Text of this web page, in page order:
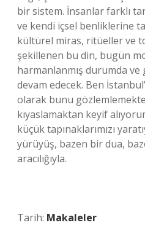
bir sistem. İnsanlar farklı
ve kendi içsel benliklerine
kültürel miras, ritüeller ve
şekillenen bu din, bugün
harmanlanmış durumda ve
devam edecek. Ben
olarak bunu
kıyaslamaktan keyif
küçük tapınaklarımızı
yürüyüş, bazen bir dua,
aracılığıyla.
Tarih: Makaleler